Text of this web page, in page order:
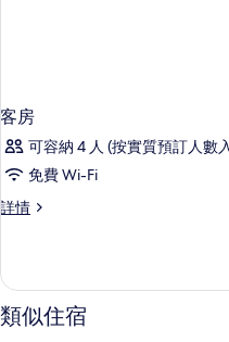
客房
可容納 4 人 (按實質預訂人數
免費 Wi-Fi
詳情
客
類似住宿